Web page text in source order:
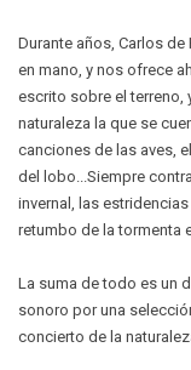
Durante años, Carlos
en mano, y nos ofrece
escrito sobre el terreno,
naturaleza la que se
canciones de las aves,
del lobo...Siempre
invernal, las
retumbo de la tormenta
La suma de todo es un
sonoro por una
concierto de la